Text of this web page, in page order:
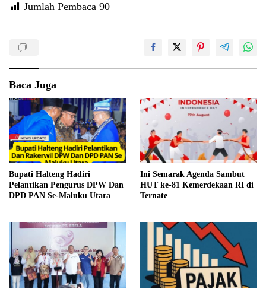
Jumlah Pembaca 90
Baca Juga
Bupati Halteng Hadiri
Pelantikan Pengurus DPW Dan
DPD PAN Se-Maluku Utara
Ini Semarak Agenda Sambut
HUT ke-81 Kemerdekaan RI di
Ternate